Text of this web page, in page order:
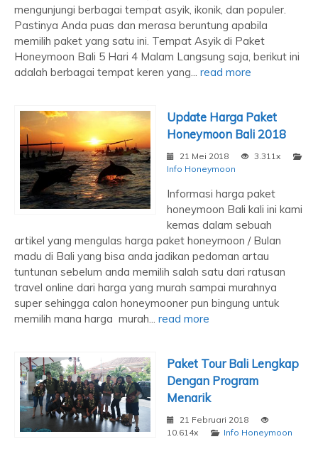
mengunjungi berbagai tempat asyik, ikonik, dan populer.
Pastinya Anda puas dan merasa beruntung apabila
memilih paket yang satu ini. Tempat Asyik di Paket
Honeymoon Bali 5 Hari 4 Malam Langsung saja, berikut ini
adalah berbagai tempat keren yang... read more
Update Harga Paket
Honeymoon Bali 2018
21 Mei 2018
3.311x
Info Honeymoon
Informasi harga paket
honeymoon Bali kali ini kami
kemas dalam sebuah
artikel yang mengulas harga paket honeymoon / Bulan
madu di Bali yang bisa anda jadikan pedoman artau
tuntunan sebelum anda memilih salah satu dari ratusan
travel online dari harga yang murah sampai murahnya
super sehingga calon honeymooner pun bingung untuk
memilih mana harga murah... read more
Paket Tour Bali Lengkap
Dengan Program
Menarik
21 Februari 2018
10.614x
Info Honeymoon